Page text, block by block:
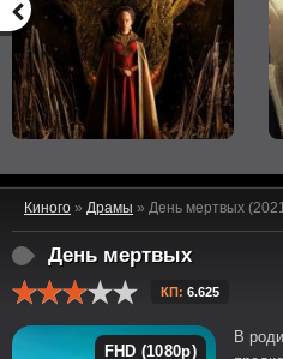
Киного » Драмы » День мертвых
День мертвых
КП: 6.625
FHD (1080p)
В